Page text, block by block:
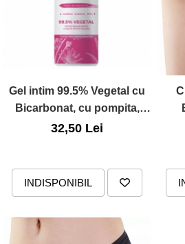
Gel intim 99.5% Vegetal cu
Bicarbonat, cu pompita,
200ml
32,50 Lei
INDISPONIBIL